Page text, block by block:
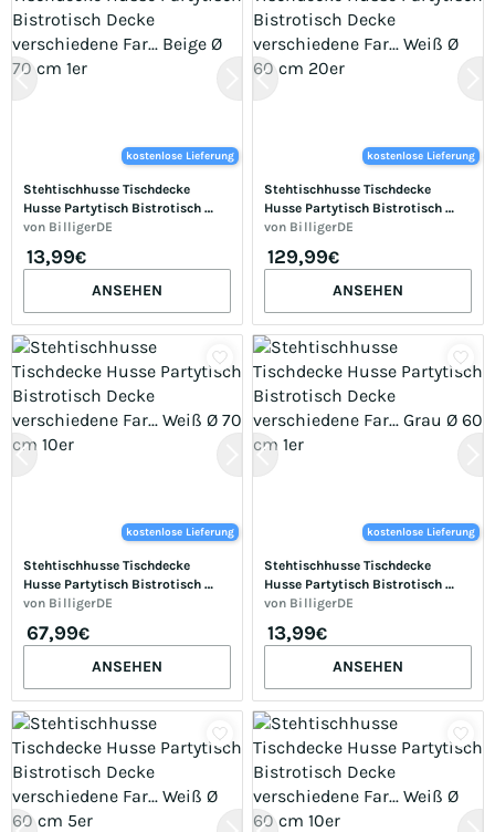
kostenlose Lieferung
Stehtischhusse Tischdecke
Husse Partytisch Bistrotisch
Decke verschiedene Far... Beige Ø
von BilligerDE
13,99€
ANSEHEN
kostenlose Lieferung
Stehtischhusse Tischdecke
Husse Partytisch Bistrotisch
Decke verschiedene Far... Weiß Ø
von BilligerDE
129,99€
ANSEHEN
kostenlose Lieferung
Stehtischhusse Tischdecke
Husse Partytisch Bistrotisch
Decke verschiedene Far... Weiß Ø
von BilligerDE
67,99€
ANSEHEN
kostenlose Lieferung
Stehtischhusse Tischdecke
Husse Partytisch Bistrotisch
Decke verschiedene Far... Grau Ø
von BilligerDE
13,99€
ANSEHEN